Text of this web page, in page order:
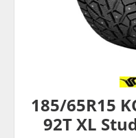
185/65R15
92T XL